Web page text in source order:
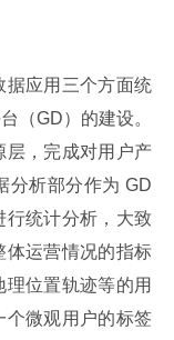
据应用三个方面统
（GD）的建设。
层，完成对用户产
分析部分作为 GD
行统计分析，大致
体运营情况的指标
位置轨迹等的用
个微观用户的标签